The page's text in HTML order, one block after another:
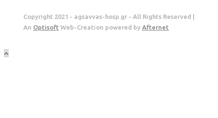
Copyright 2021 - agsavvas-hosp.gr - All Rights Reserved |
An Optisoft Web-Creation powered by Afternet